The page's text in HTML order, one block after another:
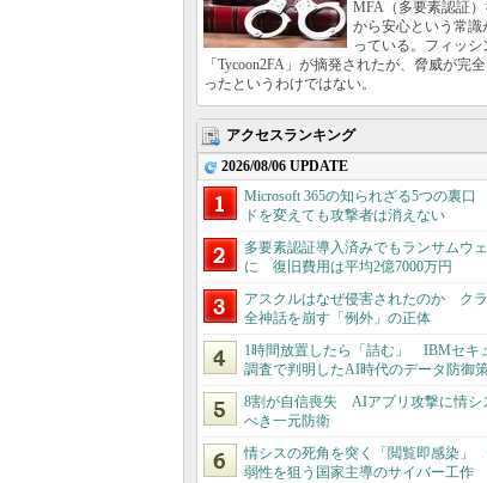
MFA（多要素認証
から安心という常識
っている。フィッシ
「Tycoon2FA」が摘発されたが、脅威が完
ったというわけではない。
アクセスランキング
2026/08/06 UPDATE
Microsoft 365の知られざる5つの裏
ドを変えても攻撃者は消えない
多要素認証導入済みでもランサムウ
に 復旧費用は平均2億7000万円
アスクルはなぜ侵害されたのか ク
全神話を崩す「例外」の正体
1時間放置したら「詰む」 IBMセキ
調査で判明したAI時代のデータ防御
8割が自信喪失 AIアプリ攻撃に情シ
べき一元防衛
情シスの死角を突く「閲覧即感染」
弱性を狙う国家主導のサイバー工作